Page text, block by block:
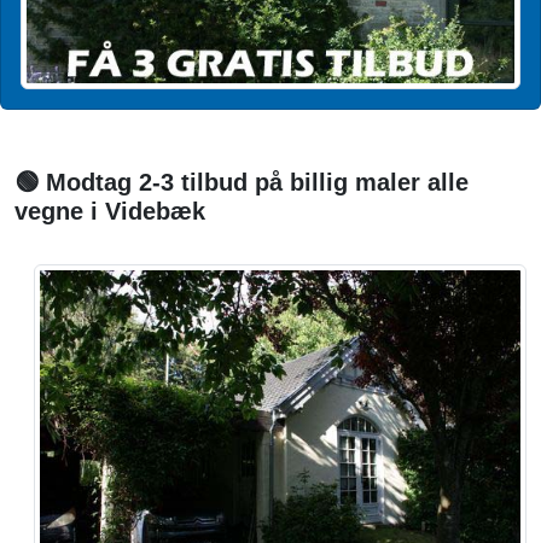
🟢 Modtag 2-3 tilbud på billig maler alle
vegne i Videbæk